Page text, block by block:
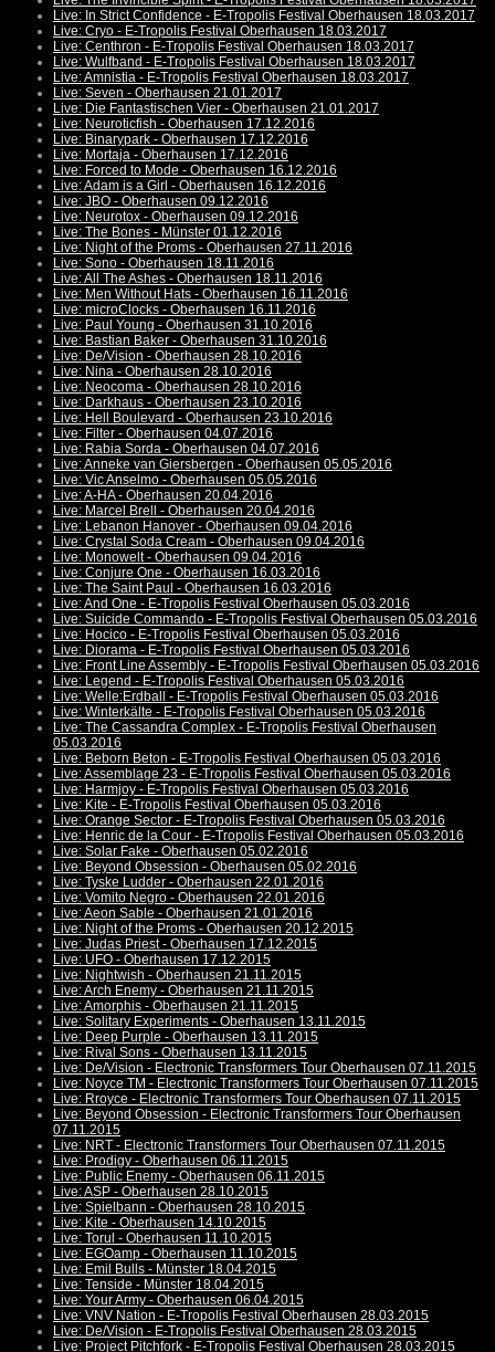
Live: In Strict Confidence - E-Tropolis Festival Oberhausen 18.03.2017
Live: Cryo - E-Tropolis Festival Oberhausen 18.03.2017
Live: Centhron - E-Tropolis Festival Oberhausen 18.03.2017
Live: Wulfband - E-Tropolis Festival Oberhausen 18.03.2017
Live: Amnistia - E-Tropolis Festival Oberhausen 18.03.2017
Live: Seven - Oberhausen 21.01.2017
Live: Die Fantastischen Vier - Oberhausen 21.01.2017
Live: Neuroticfish - Oberhausen 17.12.2016
Live: Binarypark - Oberhausen 17.12.2016
Live: Mortaja - Oberhausen 17.12.2016
Live: Forced to Mode - Oberhausen 16.12.2016
Live: Adam is a Girl - Oberhausen 16.12.2016
Live: JBO - Oberhausen 09.12.2016
Live: Neurotox - Oberhausen 09.12.2016
Live: The Bones - Münster 01.12.2016
Live: Night of the Proms - Oberhausen 27.11.2016
Live: Sono - Oberhausen 18.11.2016
Live: All The Ashes - Oberhausen 18.11.2016
Live: Men Without Hats - Oberhausen 16.11.2016
Live: microClocks - Oberhausen 16.11.2016
Live: Paul Young - Oberhausen 31.10.2016
Live: Bastian Baker - Oberhausen 31.10.2016
Live: De/Vision - Oberhausen 28.10.2016
Live: Nina - Oberhausen 28.10.2016
Live: Neocoma - Oberhausen 28.10.2016
Live: Darkhaus - Oberhausen 23.10.2016
Live: Hell Boulevard - Oberhausen 23.10.2016
Live: Filter - Oberhausen 04.07.2016
Live: Rabia Sorda - Oberhausen 04.07.2016
Live: Anneke van Giersbergen - Oberhausen 05.05.2016
Live: Vic Anselmo - Oberhausen 05.05.2016
Live: A-HA - Oberhausen 20.04.2016
Live: Marcel Brell - Oberhausen 20.04.2016
Live: Lebanon Hanover - Oberhausen 09.04.2016
Live: Crystal Soda Cream - Oberhausen 09.04.2016
Live: Monowelt - Oberhausen 09.04.2016
Live: Conjure One - Oberhausen 16.03.2016
Live: The Saint Paul - Oberhausen 16.03.2016
Live: And One - E-Tropolis Festival Oberhausen 05.03.2016
Live: Suicide Commando - E-Tropolis Festival Oberhausen 05.03.2016
Live: Hocico - E-Tropolis Festival Oberhausen 05.03.2016
Live: Diorama - E-Tropolis Festival Oberhausen 05.03.2016
Live: Front Line Assembly - E-Tropolis Festival Oberhausen 05.03.2016
Live: Legend - E-Tropolis Festival Oberhausen 05.03.2016
Live: Welle:Erdball - E-Tropolis Festival Oberhausen 05.03.2016
Live: Winterkälte - E-Tropolis Festival Oberhausen 05.03.2016
Live: The Cassandra Complex - E-Tropolis Festival Oberhausen
05.03.2016
Live: Beborn Beton - E-Tropolis Festival Oberhausen 05.03.2016
Live: Assemblage 23 - E-Tropolis Festival Oberhausen 05.03.2016
Live: Harmjoy - E-Tropolis Festival Oberhausen 05.03.2016
Live: Kite - E-Tropolis Festival Oberhausen 05.03.2016
Live: Orange Sector - E-Tropolis Festival Oberhausen 05.03.2016
Live: Henric de la Cour - E-Tropolis Festival Oberhausen 05.03.2016
Live: Solar Fake - Oberhausen 05.02.2016
Live: Beyond Obsession - Oberhausen 05.02.2016
Live: Tyske Ludder - Oberhausen 22.01.2016
Live: Vomito Negro - Oberhausen 22.01.2016
Live: Aeon Sable - Oberhausen 21.01.2016
Live: Night of the Proms - Oberhausen 20.12.2015
Live: Judas Priest - Oberhausen 17.12.2015
Live: UFO - Oberhausen 17.12.2015
Live: Nightwish - Oberhausen 21.11.2015
Live: Arch Enemy - Oberhausen 21.11.2015
Live: Amorphis - Oberhausen 21.11.2015
Live: Solitary Experiments - Oberhausen 13.11.2015
Live: Deep Purple - Oberhausen 13.11.2015
Live: Rival Sons - Oberhausen 13.11.2015
Live: De/Vision - Electronic Transformers Tour Oberhausen 07.11.2015
Live: Noyce TM - Electronic Transformers Tour Oberhausen 07.11.2015
Live: Rroyce - Electronic Transformers Tour Oberhausen 07.11.2015
Live: Beyond Obsession - Electronic Transformers Tour Oberhausen
07.11.2015
Live: NRT - Electronic Transformers Tour Oberhausen 07.11.2015
Live: Prodigy - Oberhausen 06.11.2015
Live: Public Enemy - Oberhausen 06.11.2015
Live: ASP - Oberhausen 28.10.2015
Live: Spielbann - Oberhausen 28.10.2015
Live: Kite - Oberhausen 14.10.2015
Live: Torul - Oberhausen 11.10.2015
Live: EGOamp - Oberhausen 11.10.2015
Live: Emil Bulls - Münster 18.04.2015
Live: Tenside - Münster 18.04.2015
Live: Your Army - Oberhausen 06.04.2015
Live: VNV Nation - E-Tropolis Festival Oberhausen 28.03.2015
Live: De/Vision - E-Tropolis Festival Oberhausen 28.03.2015
Live: Project Pitchfork - E-Tropolis Festival Oberhausen 28.03.2015